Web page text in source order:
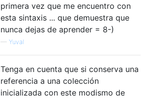
primera vez que me encuentro con
esta sintaxis ... que demuestra que
nunca dejas de aprender = 8-)
— Yuval
Tenga en cuenta que si conserva una
referencia a una colección
inicializada con este modismo de